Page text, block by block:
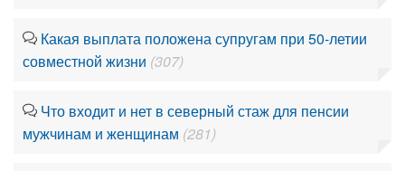
Какая выплата положена супругам при 50-летии
совместной жизни (307)
Что входит и нет в северный стаж для пенсии
мужчинам и женщинам (281)